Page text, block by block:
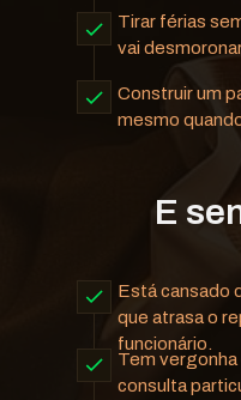
Construir um
mesmo
Tirar férias
vai
E
Está cansado
que atrasa o
funcionário.
Tem
consulta